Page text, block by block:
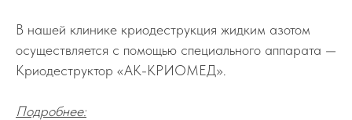
В нашей клинике криодеструкция жидким азотом
осуществляется с помощью специального аппарата —
Криодеструктор «АК-КРИОМЕД».
Подробнее: